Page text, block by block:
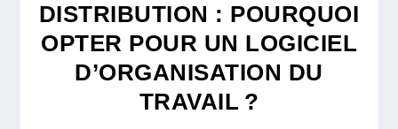
DISTRIBUTION : POURQUOI
OPTER POUR UN LOGICIEL
D’ORGANISATION DU
TRAVAIL ?